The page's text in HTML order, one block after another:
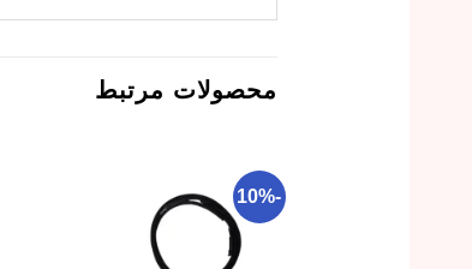
محصولات مرتبط
-10%